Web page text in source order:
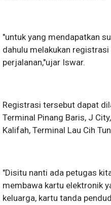
"untuk yang mendapatkan
dahulu melakukan
perjalanan,"ujar Iswar.
Registrasi tersebut dapat
Terminal Pinang Baris, J
Kalifah, Terminal Lau Cih
"Disitu nanti ada petugas
membawa kartu elektronik
keluarga, kartu tanda